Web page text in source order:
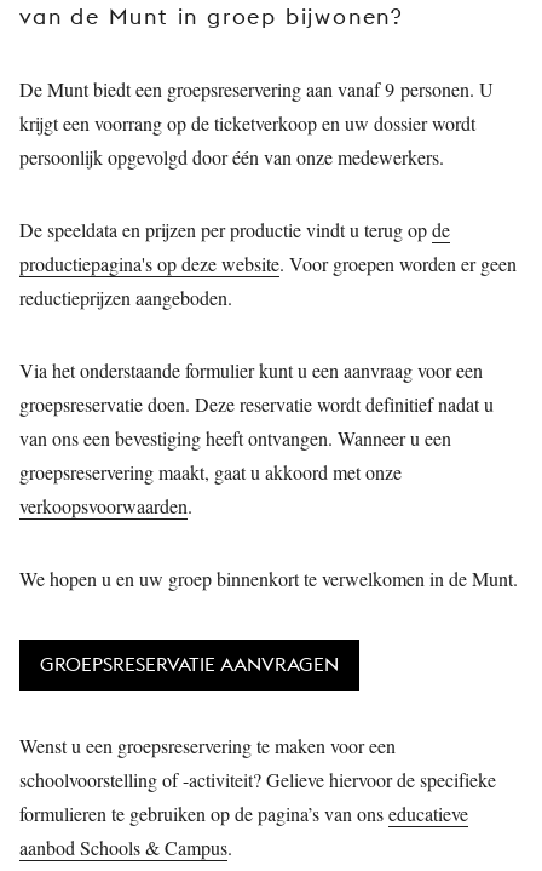
JONG
MUNT
van de Munt in groep bijwonen?
De Munt biedt een groepsreservering aan vanaf 9 personen. U
krijgt een voorrang op de ticketverkoop en uw dossier wordt
persoonlijk opgevolgd door één van onze medewerkers.
De speeldata en prijzen per productie vindt u terug opde
productiepagina's op deze website. Voor groepen worden er geen
reductieprijzen aangeboden.
Via het onderstaande formulier kunt u een aanvraag voor een
groepsreservatie doen. Deze reservatie wordt definitief nadat u
van ons een bevestiging heeft ontvangen. Wanneer u een
groepsreservering maakt, gaat u akkoord met onze
verkoopsvoorwaarden.
We hopen u en uw groep binnenkort te verwelkomen in de Munt.
GROEPSRESERVATIE AANVRAGEN
Wenst u een groepsreservering te maken voor een
schoolvoorstelling of -activiteit? Gelieve hiervoor de specifieke
formulieren te gebruiken op de pagina’s van onseducatieve
aanbod Schools & Campus.